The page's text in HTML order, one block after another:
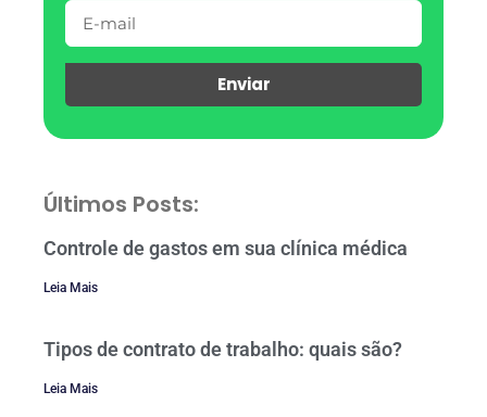
Enviar
Últimos Posts:
Controle de gastos em sua clínica médica
Leia Mais
Tipos de contrato de trabalho: quais são?
Leia Mais